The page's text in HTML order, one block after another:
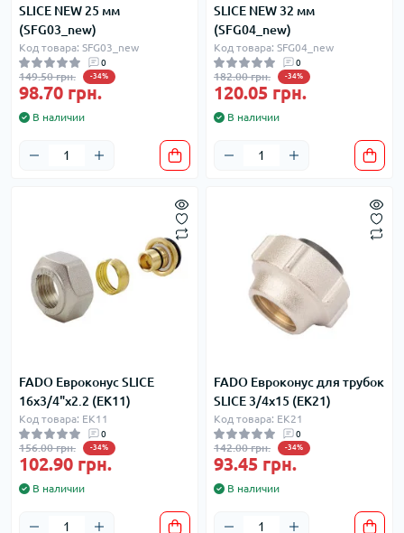
SLICE NEW 25 мм
(SFG03_new)
Код товара: SFG03_new
0
149.50 грн. -34%
98.70 грн.
В наличии
SLICE NEW 32 мм
(SFG04_new)
Код товара: SFG04_new
0
182.00 грн. -34%
120.05 грн.
В наличии
FADO Евроконус SLICE
16x3/4"x2.2 (EK11)
Код товара: EK11
0
156.00 грн. -34%
102.90 грн.
В наличии
FADO Евроконус для трубок
SLICE 3/4х15 (EK21)
Код товара: EK21
0
142.00 грн. -34%
93.45 грн.
В наличии